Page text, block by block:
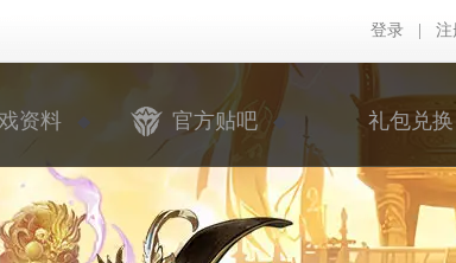
登录 注
资料 官方贴吧 礼包兑换